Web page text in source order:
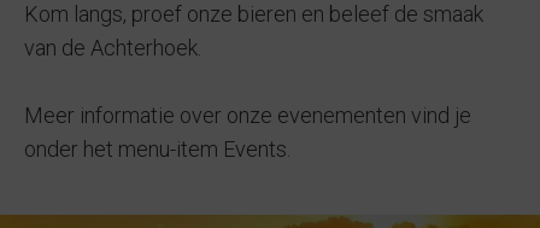
Kom langs, proef onze bieren en beleef de smaak
van de Achterhoek.
Meer informatie over onze evenementen vind je
onder het menu-item Events.